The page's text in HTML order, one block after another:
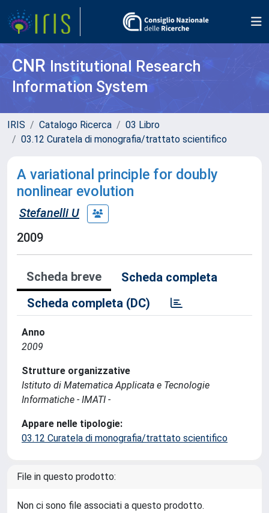
CNR Institutional Research
Information System
IRIS Catalogo Ricerca
03 Libro
03.12 Curatela di monografia/trattato scientifico
A variational principle for doubly
nonlinear evolution
Stefanelli U
2009
Scheda breve
Scheda completa
Scheda completa (DC)
Anno
2009
Strutture organizzative
Istituto di Matematica Applicata e Tecnologie
Informatiche - IMATI -
Appare nelle tipologie:
03.12 Curatela di monografia/trattato scientifico
File in questo prodotto:
Non ci sono file associati a questo prodotto.